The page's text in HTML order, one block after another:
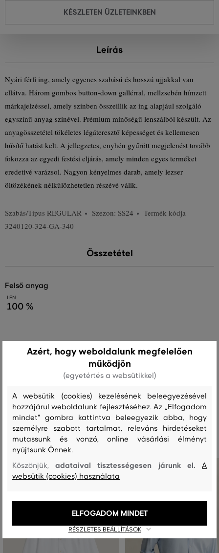
KÉSZLETEN ÜZLETEINKBEN
Leírás
Nyári férfi ing, amely egyenes szabású és hosszú ujjakkal van
ellátva. Három gombos button-down gallérral, mellzsebén hímzett
márkajelzéssel, amely színben összeillik az ing alapjául szolgáló
egyszínű anyag színével. Prémium minőségű lenszálból készült. Az
anyagösszetétel tökéletes légáteresztő képességet és kellemesen
hűsítő hatást kelt. A jellegzetes, enyhén gyűrött megjelenést tovább
fokozza az egyedi festési eljárás, amely minden egyes terméket
eredetivé varázsol. Nagyon kényelmes darab, amely lezser
öltözékének nélkülözhetetlen részévé válik.
Szabás/Típus REGULAR Szezon: SS24
Termék kódja
3240120-324-GA-340
Összetétel
felső anyag
LEN
100 %
FEHÉRÍTÉS SZÁRÍTÁS VASALÁS
Ajánlott termékek
Azért, hogy weboldalunk megfelelően
működjön
(egyetértés a websütikkel)
A websütik (cookies) kezelésének beleegyezésével
hozzájárul weboldalunk fejlesztéséhez. Az „Elfogadom
mindet" gombra kattintva beleegyezik abba, hogy
személyre szabott tartalmat, releváns hirdetéseket
mutassunk és vonzó, online vásárlási élményt
nyújtsunk Önnek.
Köszönjük,adataival tisztességesen járunk el.A
websütik (cookies) használata
RÉSZLETES BEÁLLÍTÁSOK
ELFOGADOM MINDET